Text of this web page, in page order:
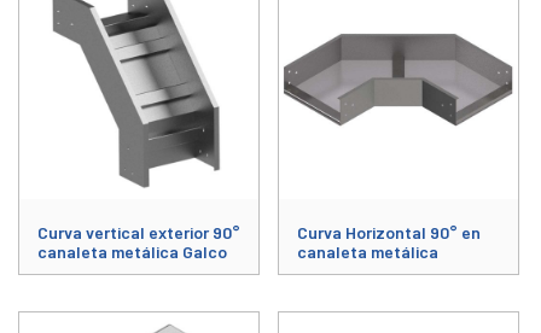
Curva vertical exterior 90°
canaleta metálica Galco
Curva Horizontal 90° en
canaleta metálica